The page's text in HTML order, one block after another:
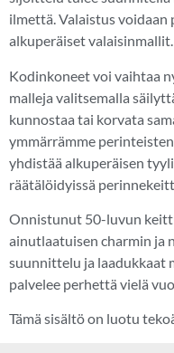
ilmettä. Valaistus
alkuperäiset valaisinmallit.
Kodinkoneet voi vaihtaa
malleja valitsemalla
kunnostaa tai korvata
ymmärrämme
yhdistää alkuperäisen
räätälöidyissä
Onnistunut 50-luvun
ainutlaatuisen charmin ja
suunnittelu ja laadukkaat
palvelee perhettä vielä
Tämä sisältö on luotu